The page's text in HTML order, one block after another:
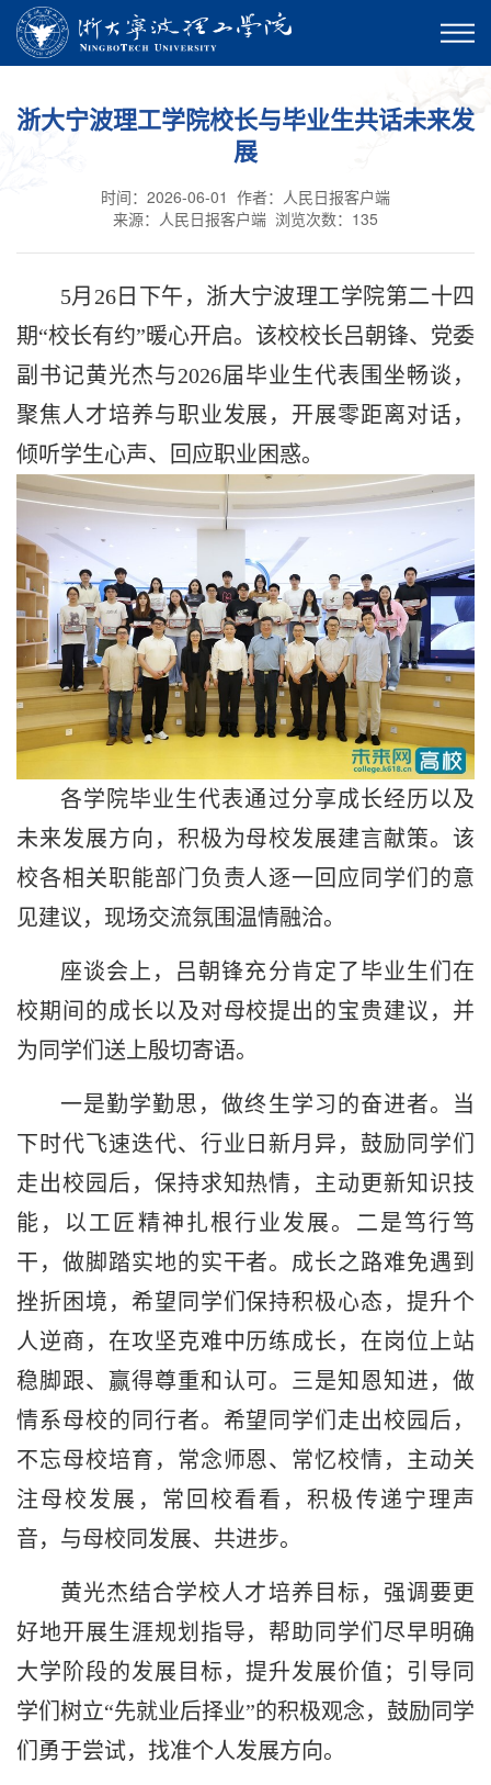
浙大宁波理工学院校长与毕业生共话未来发
展
时间：2026-06-01 作者：人民日报客户端
来源：人民日报客户端 浏览次数： 135
5月26日下午，浙大宁波理工学院第二十四
期“校长有约”暖心开启。该校校长吕朝锋、党委
副书记黄光杰与2026届毕业生代表围坐畅谈，
聚焦人才培养与职业发展，开展零距离对话，
倾听学生心声、回应职业困惑。
各学院毕业生代表通过分享成长经历以及
未来发展方向，积极为母校发展建言献策。该
校各相关职能部门负责人逐一回应同学们的意
见建议，现场交流氛围温情融洽。
座谈会上，吕朝锋充分肯定了毕业生们在
校期间的成长以及对母校提出的宝贵建议，并
为同学们送上殷切寄语。
一是勤学勤思，做终生学习的奋进者。当
下时代飞速迭代、行业日新月异，鼓励同学们
走出校园后，保持求知热情，主动更新知识技
能，以工匠精神扎根行业发展。二是笃行笃
干，做脚踏实地的实干者。成长之路难免遇到
挫折困境，希望同学们保持积极心态，提升个
人逆商，在攻坚克难中历练成长，在岗位上站
稳脚跟、赢得尊重和认可。三是知恩知进，做
情系母校的同行者。希望同学们走出校园后，
不忘母校培育，常念师恩、常忆校情，主动关
注母校发展，常回校看看，积极传递宁理声
音，与母校同发展、共进步。
黄光杰结合学校人才培养目标，强调要更
好地开展生涯规划指导，帮助同学们尽早明确
大学阶段的发展目标，提升发展价值；引导同
学们树立“先就业后择业”的积极观念，鼓励同学
们勇于尝试，找准个人发展方向。